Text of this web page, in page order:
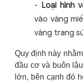
- Loại hình
vào vàng
vàng trang
Quy định này
đầu cơ và buôn
lớn, bên cạnh đó